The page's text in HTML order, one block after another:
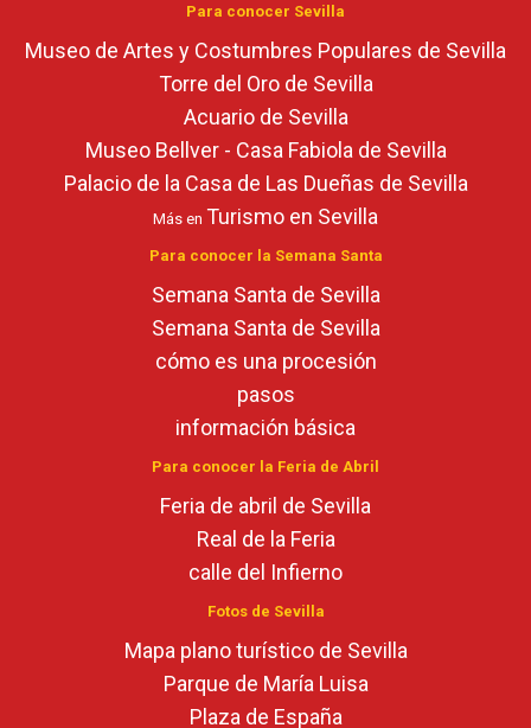
Para conocer Sevilla
Museo de Artes y Costumbres Populares de Sevilla
Torre del Oro de Sevilla
Acuario de Sevilla
Museo Bellver - Casa Fabiola de Sevilla
Palacio de la Casa de Las Dueñas de Sevilla
Más en Turismo en Sevilla
Para conocer la Semana Santa
Semana Santa de Sevilla
Semana Santa de Sevilla
cómo es una procesión
pasos
información básica
Para conocer la Feria de Abril
Feria de abril de Sevilla
Real de la Feria
calle del Infierno
Fotos de Sevilla
Mapa plano turístico de Sevilla
Parque de María Luisa
Plaza de España